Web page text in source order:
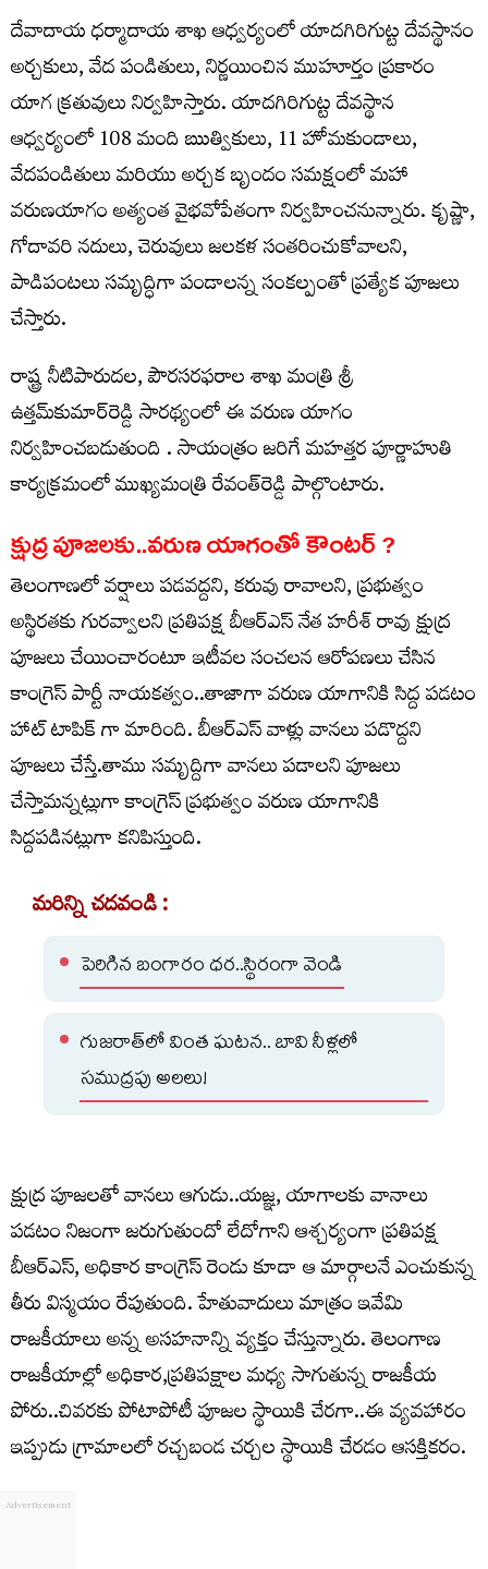
దేవాదాయ ధర్మాదాయ శాఖ ఆధ్వర్యంలో యాదగిరిగుట్ట దేవస్థానం
అర్చకులు, వేద పండితులు, నిర్ణయించిన ముహూర్తం ప్రకారం
యాగ క్రతువులు నిర్వహిస్తారు. యాదగిరిగుట్ట దేవస్థాన
ఆధ్వర్యంలో 108 మంది ఋత్వికులు, 11 హోమకుండాలు,
వేదపండితులు మరియు అర్చక బృందం సమక్షంలో మహా
వరుణయాగం అత్యంత వైభవోపేతంగా నిర్వహించనున్నారు. కృష్ణా,
గోదావరి నదులు, చెరువులు జలకళ సంతరించుకోవాలని,
పాడిపంటలు సమృద్ధిగా పండాలన్న సంకల్పంతో ప్రత్యేక పూజలు
చేస్తారు.
రాష్ట్ర నీటిపారుదల, పౌరసరఫరాల శాఖ మంత్రి శ్రీ
ఉత్తమ్‌కుమార్‌రెడ్డి సారథ్యంలో ఈ వరుణ యాగం
నిర్వహించబడుతుంది . సాయంత్రం జరిగే మహత్తర పూర్ణాహుతి
కార్యక్రమంలో ముఖ్యమంత్రి రేవంత్‌రెడ్డి పాల్గొంటారు.
క్షుద్ర పూజలకు..వరుణ యాగంతో కౌంటర్ ?
తెలంగాణలో వర్షాలు పడవద్దని, కరువు రావాలని, ప్రభుత్వం
అస్థిరతకు గురవ్వాలని ప్రతిపక్ష బీఆర్ఎస్ నేత హరీశ్ రావు క్షుద్ర
పూజలు చేయించారంటూ ఇటీవల సంచలన ఆరోపణలు చేసిన
కాంగ్రెస్ పార్టీ నాయకత్వం..తాజాగా వరుణ యాగానికి సిద్ద పడటం
హాట్ టాపిక్ గా మారింది. బీఆర్ఎస్ వాళ్లు వానలు పడొద్దని
పూజలు చేస్తే.తాము సమృద్దిగా వానలు పడాలని పూజలు
చేస్తామన్నట్లుగా కాంగ్రెస్ ప్రభుత్వం వరుణ యాగానికి
సిద్దపడినట్లుగా కనిపిస్తుంది.
మరిన్ని చదవండి :
పెరిగిన బంగారం ధర..స్థిరంగా వెండి
గుజరాత్‌లో వింత ఘటన.. బావి నీళ్లలో
సముద్రపు అలలు!
క్షుద్ర పూజలతో వానలు ఆగుడు..యజ్ఞ, యాగాలకు వానాలు
పడటం నిజంగా జరుగుతుందో లేదోగాని ఆశ్చర్యంగా ప్రతిపక్ష
బీఆర్ఎస్, అధికార కాంగ్రెస్ రెండు కూడా ఆ మార్గాలనే ఎంచుకున్న
తీరు విస్మయం రేపుతుంది. హేతువాదులు మాత్రం ఇవేమి
రాజకీయాలు అన్న అసహనాన్ని వ్యక్తం చేస్తున్నారు. తెలంగాణ
రాజకీయాల్లో అధికార,ప్రతిపక్షాల మధ్య సాగుతున్న రాజకీయ
పోరు..చివరకు పోటాపోటీ పూజల స్థాయికి చేరగా..ఈ వ్యవహారం
ఇప్పుడు గ్రామాలలో రచ్చబండ చర్చల స్థాయికి చేరడం ఆసక్తికరం.